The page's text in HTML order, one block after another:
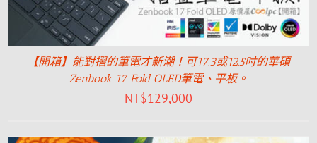
【開箱】能對摺的筆電才新潮！可17.3或12.5吋的華碩
Zenbook 17 Fold OLED筆電、平板。
NT$129,000